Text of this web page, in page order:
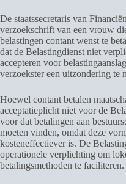
De staatssecretaris van
verzoekschrift van een vrouw
belastingen contant wenst te
dat de Belastingdienst niet
accepteren voor
verzoekster een uitzondering te
Hoewel contant betalen
acceptatieplicht niet voor de
voor dat betalingen aan
moeten vinden, omdat deze
kosteneffectiever is. De
operationele verplichting om
betalingsmethoden te faciliteren.